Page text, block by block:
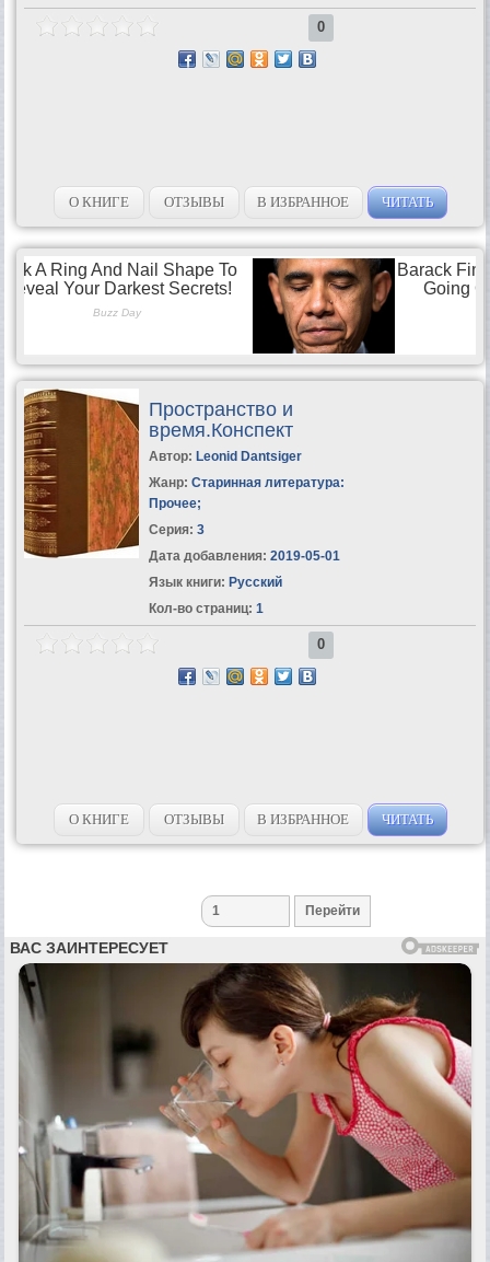
0
О КНИГЕ ОТЗЫВЫ В ИЗБРАННОЕ ЧИТАТЬ
Пространство и
время.Конспект
Автор: Leonid Dantsiger
Жанр: Старинная литература:
Прочее;
Серия: 3
Дата добавления: 2019-05-01
Язык книги: Русский
Кол-во страниц: 1
0
О КНИГЕ ОТЗЫВЫ В ИЗБРАННОЕ ЧИТАТЬ